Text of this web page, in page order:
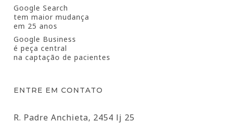
Google Search
tem maior mudança
em 25 anos
Google Business
é peça central
na captação de pacientes
ENTRE EM CONTATO
R. Padre Anchieta, 2454 lj 25